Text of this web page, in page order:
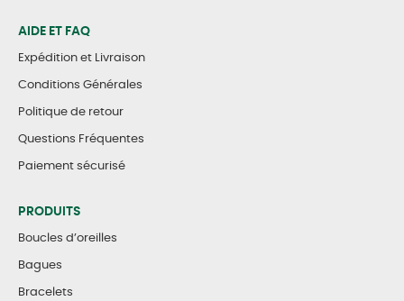
AIDE ET FAQ
Expédition et Livraison
Conditions Générales
Politique de retour
Questions Fréquentes
Paiement sécurisé
PRODUITS
Boucles d’oreilles
Bagues
Bracelets